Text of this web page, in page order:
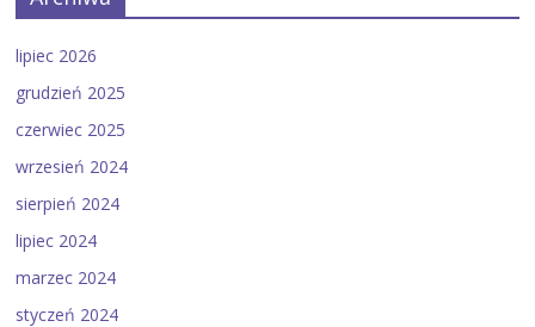
lipiec 2026
grudzień 2025
czerwiec 2025
wrzesień 2024
sierpień 2024
lipiec 2024
marzec 2024
styczeń 2024